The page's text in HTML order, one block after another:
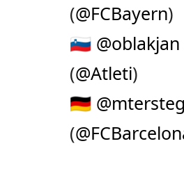
(@FCBayern)
🇸🇮 @oblakjan
(@Atleti)
🇩🇪
(